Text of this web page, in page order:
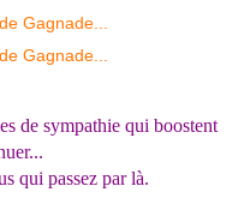
de sympathie qui boostent
qui passez par là.